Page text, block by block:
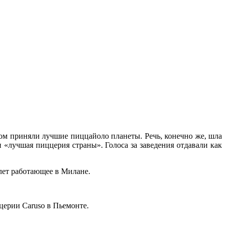
приняли лучшие пиццайоло планеты. Речь, конечно же, шла
пиццерия страны». Голоса за заведения отдавали как
работающее в Милане.
Caruso в Пьемонте.